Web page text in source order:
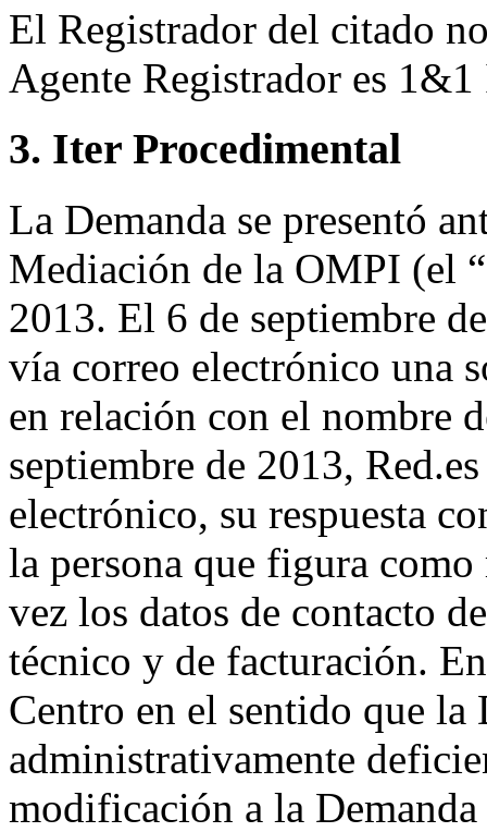
El Registrador del citado
Agente Registrador es
3. Iter Procedimental
La Demanda se presentó
Mediación de la OMPI (el
2013. El 6 de septiembre
vía correo electrónico una
en relación con el nombre
septiembre de 2013,
electrónico, su respuesta
la persona que figura
vez los datos de contacto
técnico y de facturación.
Centro en el sentido que la
administrativamente
modificación a la